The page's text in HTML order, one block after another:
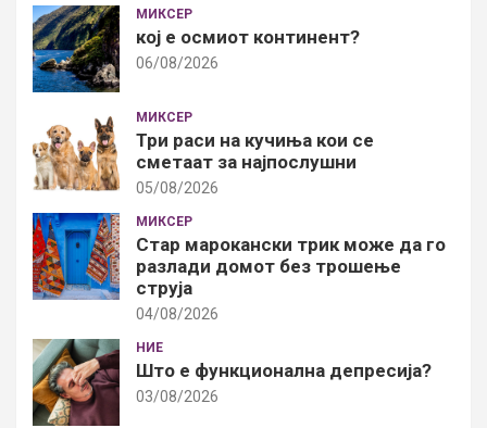
МИКСЕР
кој е осмиот континент?
06/08/2026
МИКСЕР
Три раси на кучиња кои се
сметаат за најпослушни
05/08/2026
МИКСЕР
Стар марокански трик може да го
разлади домот без трошење
струја
04/08/2026
НИЕ
Што е функционална депресија?
03/08/2026